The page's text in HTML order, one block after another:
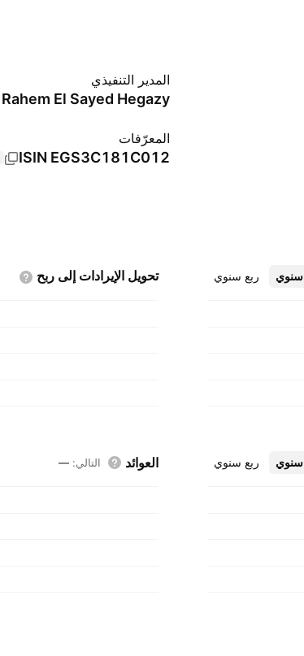
المدير التنفيذي
المعرّفات
ISIN EGS3C181C012
سنوي ربع سنوي تحويل الإيرادات إلى ربح
سنوي ربع سنوي العوائد التالي:
—